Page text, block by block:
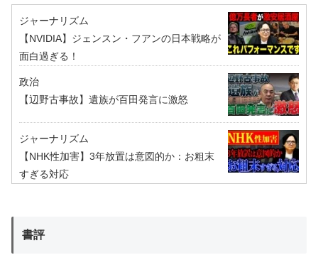
ジャーナリズム
【NVIDIA】ジェンスン・フアンの日本戦略が
面白過ぎる！
政治
【辺野古事故】遺族が百田発言に激怒
ジャーナリズム
【NHK性加害】3年放置は意図的か：お粗末
すぎる対応
書評